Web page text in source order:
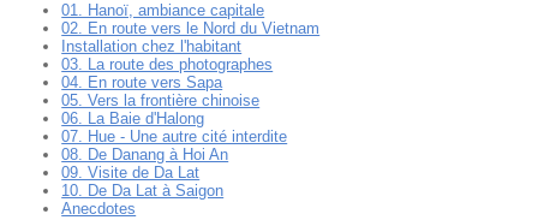
01. Hanoï, ambiance capitale
02. En route vers le Nord du Vietnam
Installation chez l'habitant
03. La route des photographes
04. En route vers Sapa
05. Vers la frontière chinoise
06. La Baie d'Halong
07. Hue - Une autre cité interdite
08. De Danang à Hoi An
09. Visite de Da Lat
10. De Da Lat à Saigon
Anecdotes